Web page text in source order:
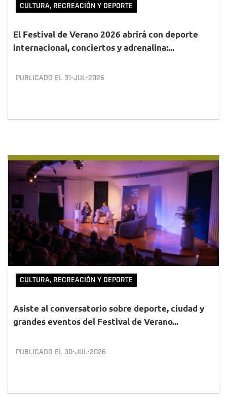
CULTURA, RECREACIÓN Y DEPORTE
El Festival de Verano 2026 abrirá con deporte
internacional, conciertos y adrenalina:...
PUBLICADO EL 31•JUL•2026
CULTURA, RECREACIÓN Y DEPORTE
Asiste al conversatorio sobre deporte, ciudad y
grandes eventos del Festival de Verano...
PUBLICADO EL 30•JUL•2026